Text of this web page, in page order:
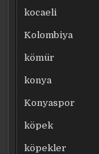
kocaeli
Kolombiya
kömür
konya
Konyaspor
köpek
köpekler